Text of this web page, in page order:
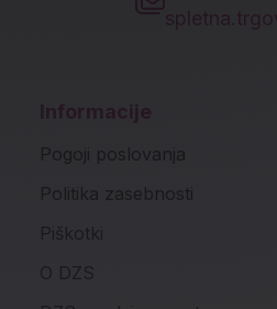
Informacije
Pogoji poslovanja
Politika zasebnosti
Piškotki
O DZS